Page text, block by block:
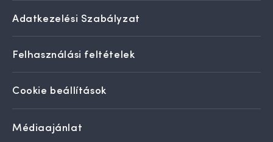
Adatkezelési Szabályzat
Felhasználási feltételek
Cookie beállítások
Médiaajánlat